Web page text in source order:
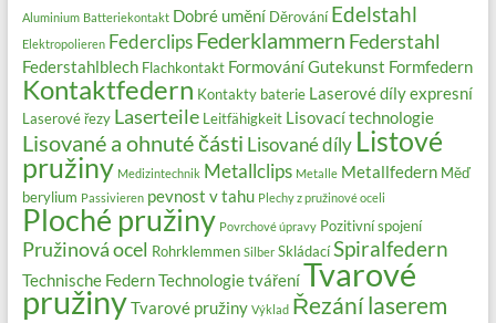
Aluminium Batteriekontakt Dobré umění Děrování Edelstahl
Elektropolieren Federclips Federklammern Federstahl
Federstahlblech Flachkontakt FormováníGutekunst Formfedern
Kontaktfedern Kontakty baterie Laserové díly expresní
Laserové řezy Laserteile Leitfähigkeit Lisovací technologie
Lisované a ohnuté části Lisované díly Listové
pružiny Medizintechnik Metallclips Metalle Metallfedern Měď
berylium Passivieren pevnost v tahu Plechy z pružinové oceli
Ploché pružiny Povrchové úpravy Pozitivní spojení
Pružinová ocel Rohrklemmen Silber Skládací Spiralfedern
Technische FedernTechnologie tvářeníTvarové
pružinyTvarové pružiny Výklad Řezání laserem